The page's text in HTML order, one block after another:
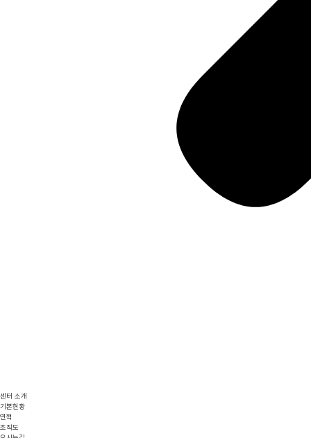
센터 소개
기본현황
연혁
조직도